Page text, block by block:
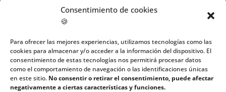
Consentimiento de cookies
🍪
Para ofrecer las mejores experiencias, utilizamos tecnologías como las
cookies para almacenar y/o acceder a la información del dispositivo. El
consentimiento de estas tecnologías nos permitirá procesar datos
como el comportamiento de navegación o las identificaciones únicas
en este sitio. No consentir o retirar el consentimiento, puede afectar
negativamente a ciertas características y funciones.
electrónico y web en este navegador
para la próxima vez que comente.
Enviar comentario